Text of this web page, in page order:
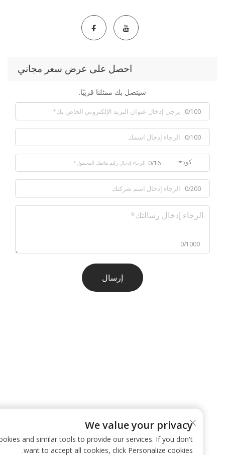
احصل على عرض سعر مجاني
سيتصل بك ممثلنا قريبًا.
0/16
إرسال
We value your privacy
use cookies and similar tools to provide our services. If you don't
want to accept all cookies, click Personalize cookies.